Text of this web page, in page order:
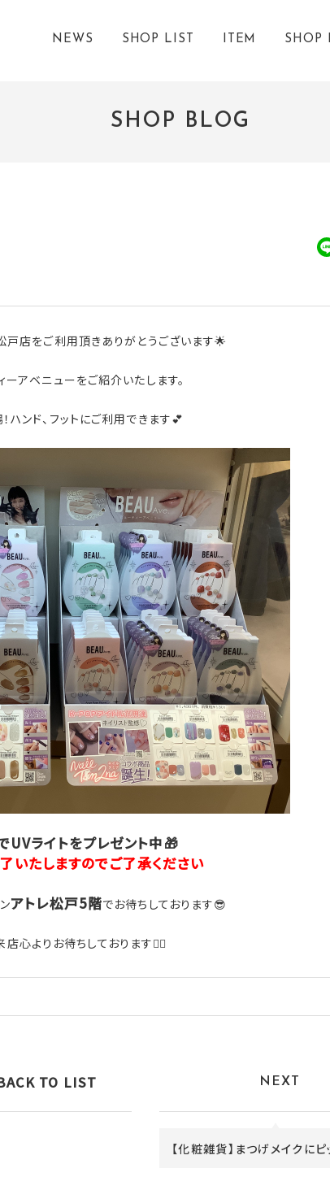
NEWS SHOP LIST ITEM SHOP
SHOP BLOG
戸店をご利用頂きありがとうございます🌟
ーアベニューをご紹介いたします。
ハンド、フットにご利用できます💕
UVライトをプレゼント中🎁
いたしますのでご了承ください
アトレ松戸5階でお待ちしております😎
心よりお待ちしております🙇‍♀️
TO LIST NEXT
【化粧雑貨】まつげメイクにピ